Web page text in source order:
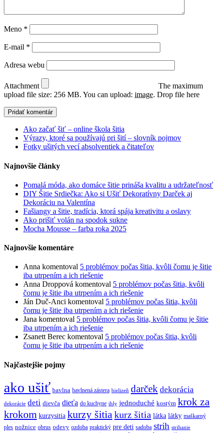
Meno *
E-mail *
Adresa webu
Attachment
The maximum
upload file size: 256 MB. You can upload: image. Drop file here
Ako začať šiť – online škola šitia
Výrazy, ktoré sa používajú pri šití – slovník pojmov
Fotky ušitých vecí absolventiek a čitateľov
Najnovšie články
Pomalá móda, ako domáce šitie prináša kvalitu a udržateľnosť
DIY Šitie Srdiečka: Ako si Ušiť Dekoratívny Darček aj
Dekoráciu na Valentína
Fašiangy a šitie, tradícia, ktorá spája kreativitu a oslavy
Ako prišiť volán na spodok sukne
Mocha Mousse – farba roka 2025
Najnovšie komentáre
Anna komentoval 5 problémov počas šitia, kvôli čomu je šitie
iba utrpením a ich riešenie
Anna Droppová komentoval 5 problémov počas šitia, kvôli
čomu je šitie iba utrpením a ich riešenie
Ján Duč-Anci komentoval 5 problémov počas šitia, kvôli
čomu je šitie iba utrpením a ich riešenie
Jana komentoval 5 problémov počas šitia, kvôli čomu je šitie
iba utrpením a ich riešenie
Zsanett Berec komentoval 5 problémov počas šitia, kvôli
čomu je šitie iba utrpením a ich riešenie
Najčastejšie pojmy
ako ušiť bavlna bavlnená zástera bielizeň darček dekorácia
dekorácie deti dievča dieťa do kuchyne ihly jednoduché kostým krok za
krokom kurzysitia kurzy šitiakurz šitia látka látky maškarný
ples nožnice obrus odevy ozdoba praktický pre deti sadoba strih strihanie